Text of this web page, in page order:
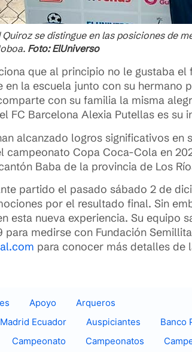
Quiroz se distingue en las posiciones de
Foto: ElUniverso
que al principio no le gustaba
la escuela junto con su hermano
con su familia la misma
FC Barcelona Alexia Putellas es su
alcanzado logros significativos
campeonato Copa Coca-Cola en
Baba de la provincia de Los
partido el pasado sábado 2 de
por el resultado final. Sin
esta nueva experiencia. Su equipo
para medirse con Fundación
para conocer más detalles de
Apoyo
Arqueros
Ecuador
Auspiciantes
Banco
Campeonato Campeonatos